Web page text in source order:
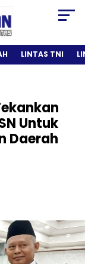
LINTAS TNI
Untuk
Daerah